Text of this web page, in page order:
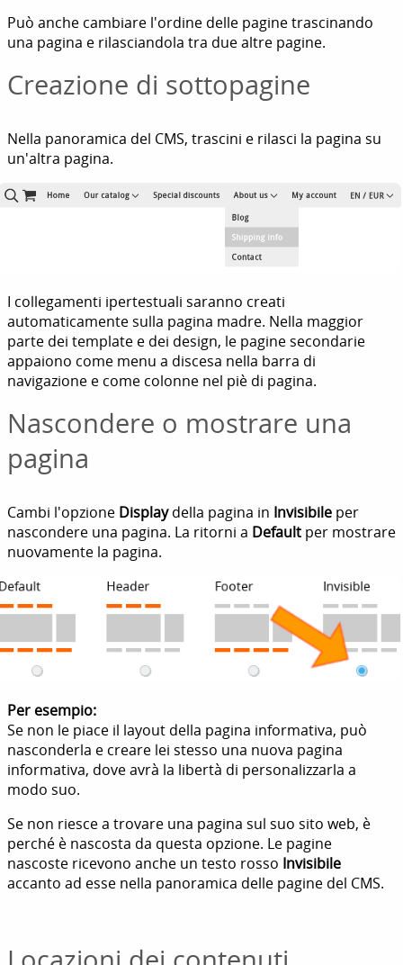
Può anche cambiare l'ordine delle pagine trascinando
una pagina e rilasciandola tra due altre pagine.
Creazione di sottopagine
Nella panoramica del CMS, trascini e rilasci la pagina su
un'altra pagina.
I collegamenti ipertestuali saranno creati
automaticamente sulla pagina madre. Nella maggior
parte dei template e dei design, le pagine secondarie
appaiono come menu a discesa nella barra di
navigazione e come colonne nel piè di pagina.
Nascondere o mostrare una
pagina
Cambi l'opzione Displaydella pagina in Invisibile per
nascondere una pagina. La ritorni a Default per mostrare
nuovamente la pagina.
Per esempio:
Se non le piace il layout della pagina informativa, può
nasconderla e creare lei stesso una nuova pagina
informativa, dove avrà la libertà di personalizzarla a
modo suo.
Se non riesce a trovare una pagina sul suo sito web, è
perché è nascosta da questa opzione. Le pagine
nascoste ricevono anche un testo rosso Invisibile
accanto ad esse nella panoramica delle pagine del CMS.